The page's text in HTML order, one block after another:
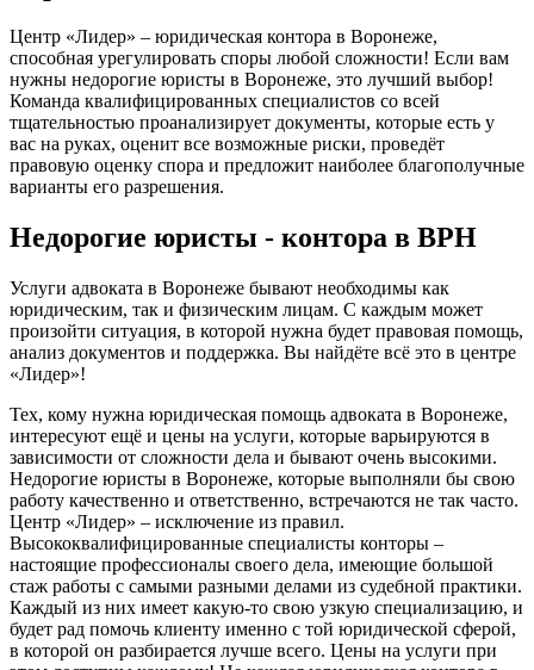
Центр «Лидер» – юридическая контора в Воронеже,
способная урегулировать споры любой сложности! Если вам
нужны недорогие юристы в Воронеже, это лучший выбор!
Команда квалифицированных специалистов со всей
тщательностью проанализирует документы, которые есть у
вас на руках, оценит все возможные риски, проведёт
правовую оценку спора и предложит наиболее благополучные
варианты его разрешения.
Недорогие юристы - контора в ВРН
Услуги адвоката в Воронеже бывают необходимы как
юридическим, так и физическим лицам. С каждым может
произойти ситуация, в которой нужна будет правовая помощь,
анализ документов и поддержка. Вы найдёте всё это в центре
«Лидер»!
Тех, кому нужна юридическая помощь адвоката в Воронеже,
интересуют ещё и цены на услуги, которые варьируются в
зависимости от сложности дела и бывают очень высокими.
Недорогие юристы в Воронеже, которые выполняли бы свою
работу качественно и ответственно, встречаются не так часто.
Центр «Лидер» – исключение из правил.
Высококвалифицированные специалисты конторы –
настоящие профессионалы своего дела, имеющие большой
стаж работы с самыми разными делами из судебной практики.
Каждый из них имеет какую-то свою узкую специализацию, и
будет рад помочь клиенту именно с той юридической сферой,
в которой он разбирается лучше всего. Цены на услуги при